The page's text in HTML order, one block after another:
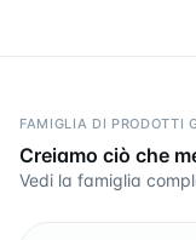
FAMIGLIA DI PRODOTTI
Creiamo ciò che
Vedi la famiglia